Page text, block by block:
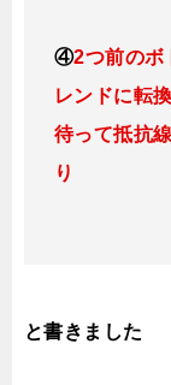
④2つ前のボ
レンドに転
待って抵抗
り
と書きました